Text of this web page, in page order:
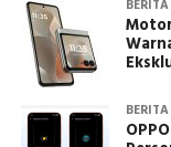
BERITA
BERITA